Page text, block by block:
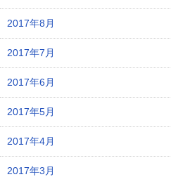
2017年8月
2017年7月
2017年6月
2017年5月
2017年4月
2017年3月